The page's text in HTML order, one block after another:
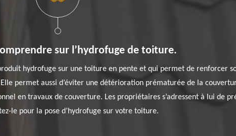
sur l’hydrofuge de toiture.
hydrofuge sur une toiture en pente et qui permet de renforcer
permet aussi d’éviter une détérioration prématurée de la
en travaux de couverture. Les propriétaires s’adressent à lui de
le pour la pose d’hydrofuge sur votre toiture.